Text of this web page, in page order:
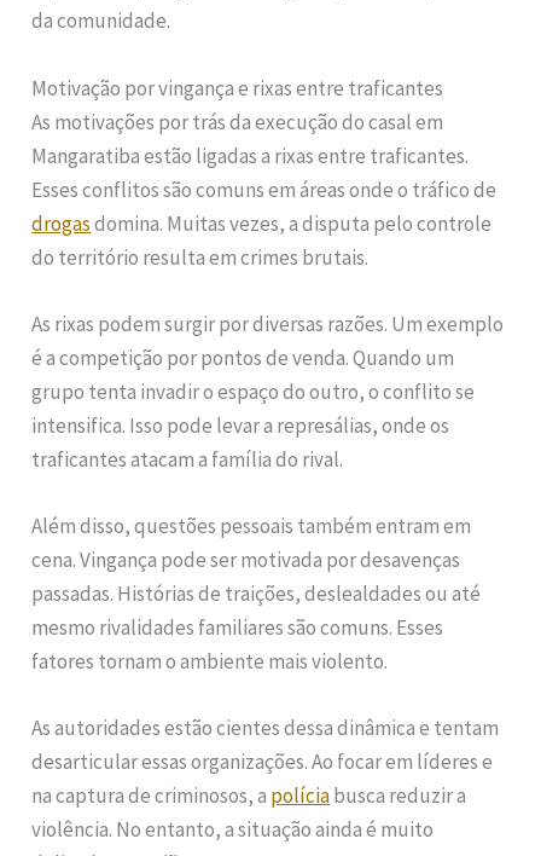
da comunidade.
Motivação por vingança e rixas entre traficantes
As motivações por trás da execução do casal em
Mangaratiba estão ligadas a rixas entre traficantes.
Esses conflitos são comuns em áreas onde o tráfico de
drogasdomina. Muitas vezes, a disputa pelo controle
do território resulta em crimes brutais.
As rixas podem surgir por diversas razões. Um exemplo
é a competição por pontos de venda. Quando um
grupo tenta invadir o espaço do outro, o conflito se
intensifica. Isso pode levar a represálias, onde os
traficantes atacam a família do rival.
Além disso, questões pessoais também entram em
cena. Vingança pode ser motivada por desavenças
passadas. Histórias de traições, deslealdades ou até
mesmo rivalidades familiares são comuns. Esses
fatores tornam o ambiente mais violento.
As autoridades estão cientes dessa dinâmica e tentam
desarticular essas organizações. Ao focar em líderes e
na captura de criminosos, a políciabusca reduzir a
violência. No entanto, a situação ainda é muito